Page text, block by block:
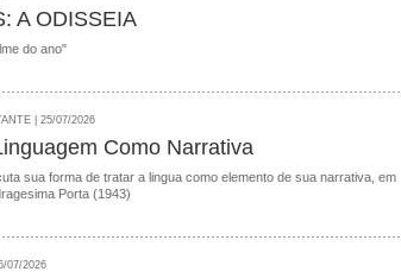
A ODISSEIA
do ano"
| 25/07/2026
Como Narrativa
sua forma de tratar a lingua como elemento de sua narrativa, em
Porta (1943)
07/2026